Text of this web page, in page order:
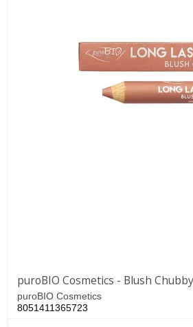
puroBIO Cosmetics - Blush
puroBIO Cosmetics
8051411365723